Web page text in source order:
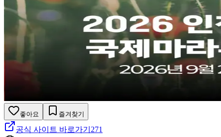
좋아요 즐겨찾기
공식 사이트 바로가기 271